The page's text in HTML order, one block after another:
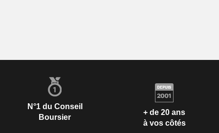
N°1 du Conseil
Boursier
+ de 20 ans
à vos côtés